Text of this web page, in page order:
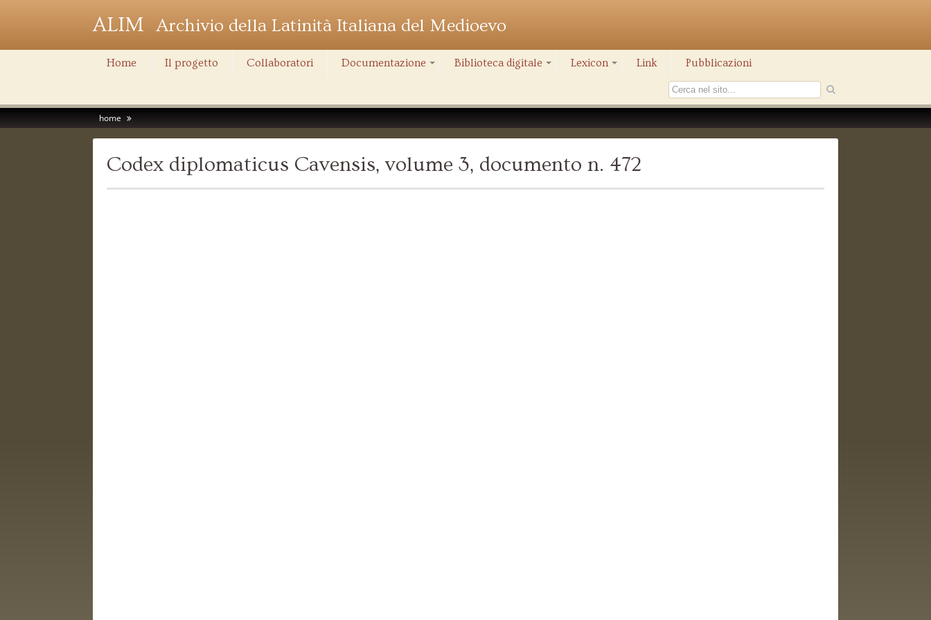
ALIM Archivio della Latinità Italiana del Medioevo
Home Il progetto Collaboratori Documentazione Biblioteca digitale Lexicon Link Pubblicazioni
home
Codex diplomaticus Cavensis, volume 3, documento n. 472